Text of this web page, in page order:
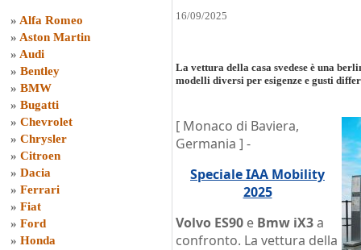
» Alfa Romeo
» Aston Martin
» Audi
» Bentley
» BMW
» Bugatti
» Chevrolet
» Chrysler
» Citroen
» Dacia
» Ferrari
» Fiat
» Ford
» Honda
16/09/2025
La vettura della casa svedese è una
modelli diversi per esigenze e gusti
[ Monaco di Baviera,
Germania ] -
Speciale IAA Mobility
2025
Volvo ES90 e Bmw iX3a
confronto. La vettura della